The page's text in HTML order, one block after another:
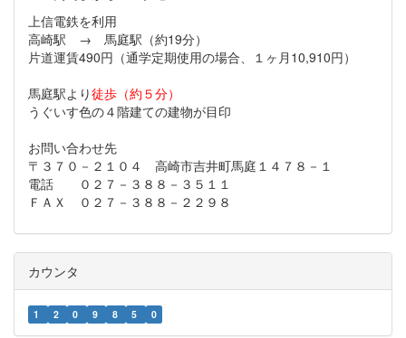
上信電鉄を利用
高崎駅 → 馬庭駅（約19分）
片道運賃490円（通学定期使用の場合、１ヶ月10,910円）
馬庭駅より徒歩（約５分）
うぐいす色の４階建ての建物が目印
お問い合わせ先
〒３７０－２１０４ 高崎市吉井町馬庭１４７８－１
電話 ０２７－３８８－３５１１
ＦＡＸ ０２７－３８８－２２９８
カウンタ
1 2 0 9 8 5 0